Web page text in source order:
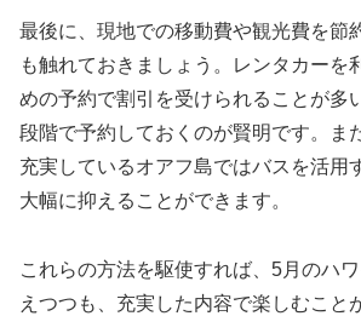
最後に、現地での移動費や観光費を節
も触れておきましょう。レンタカーを
めの予約で割引を受けられることが多
段階で予約しておくのが賢明です。ま
充実しているオアフ島ではバスを活用
大幅に抑えることができます。
これらの方法を駆使すれば、5月のハ
えつつも、充実した内容で楽しむこと